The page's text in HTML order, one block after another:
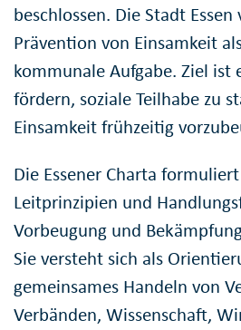
beschlossen. Die Stadt
Prävention von Einsamkeit
kommunale Aufgabe. Ziel ist
fördern, soziale Teilhabe zu
Einsamkeit frühzeitig
Die Essener Charta
Leitprinzipien und
Vorbeugung und
Sie versteht sich als
gemeinsames Handeln von
Verbänden, Wissenschaft,